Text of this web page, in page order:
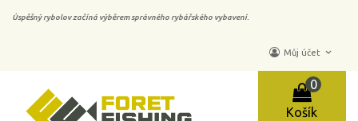
Úspěšný rybolov začíná výběrem správného rybářského vybavení.
Můj účet keyboard_arrow_down
Košík
0